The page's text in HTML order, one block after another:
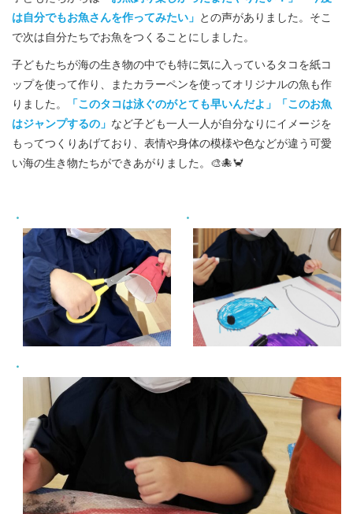
は自分でもお魚さんを作ってみたい」 との声がありました。そこ
で次は自分たちでお魚をつくることにしました。
子どもたちが海の生き物の中でも特に気に入っているタコを紙コ
ップを使って作り、またカラーペンを使ってオリジナルの魚も作
りました。
「このタコは泳ぐのがとても早いんだよ」「このお魚
はジャンプするの」 など子ども一人一人が自分なりにイメージを
もってつくりあげており、表情や身体の模様や色などが違う可愛
い海の生き物たちができあがりました。🎨🐙🦀